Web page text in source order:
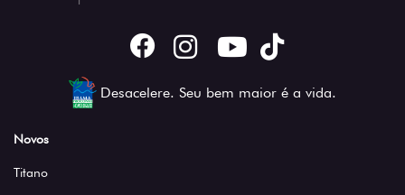
Desacelere. Seu bem maior é a vida.
Novos
Titano